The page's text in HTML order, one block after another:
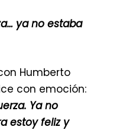
ya no estaba
Humberto
con emoción:
Ya no
estoy feliz y